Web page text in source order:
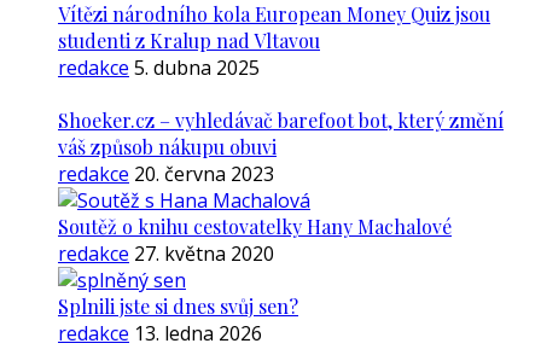
Vítězi národního kola European Money Quiz jsou
studenti z Kralup nad Vltavou
redakce 5. dubna 2025
Shoeker.cz – vyhledávač barefoot bot, který změní
váš způsob nákupu obuvi
redakce 20. června 2023
Soutěž o knihu cestovatelky Hany Machalové
redakce 27. května 2020
Splnili jste si dnes svůj sen?
redakce 13. ledna 2026